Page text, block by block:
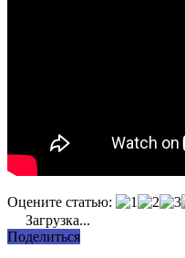
Оцените статью:
Загрузка...
Поделиться